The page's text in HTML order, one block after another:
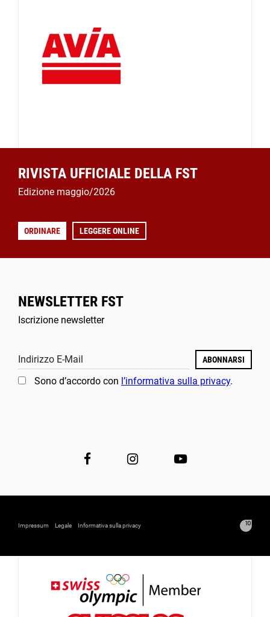
RIVISTA UFFICIALE DELLA FST
Edizione maggio/2026
ORDINARE LEGGERE ONLINE
NEWSLETTER FST
Iscrizione newsletter
Indirizzo E-Mail ABONNARSI
Sono d’accordo con l’informativa sulla privacy.
Impressum Legale Informativa sulla privacy